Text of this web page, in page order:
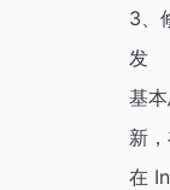
3、
发
基
新
在